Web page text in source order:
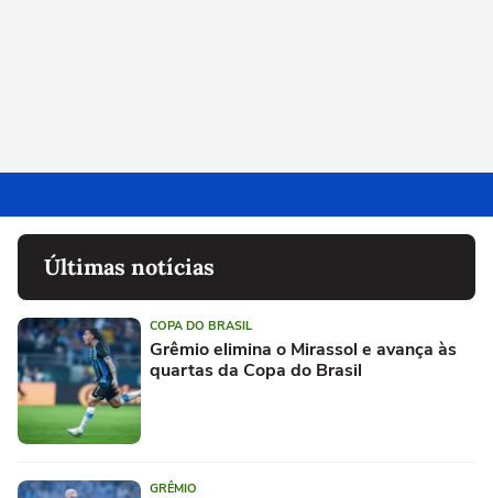
Últimas notícias
COPA DO BRASIL
Grêmio elimina o Mirassol e avança às
quartas da Copa do Brasil
GRÊMIO